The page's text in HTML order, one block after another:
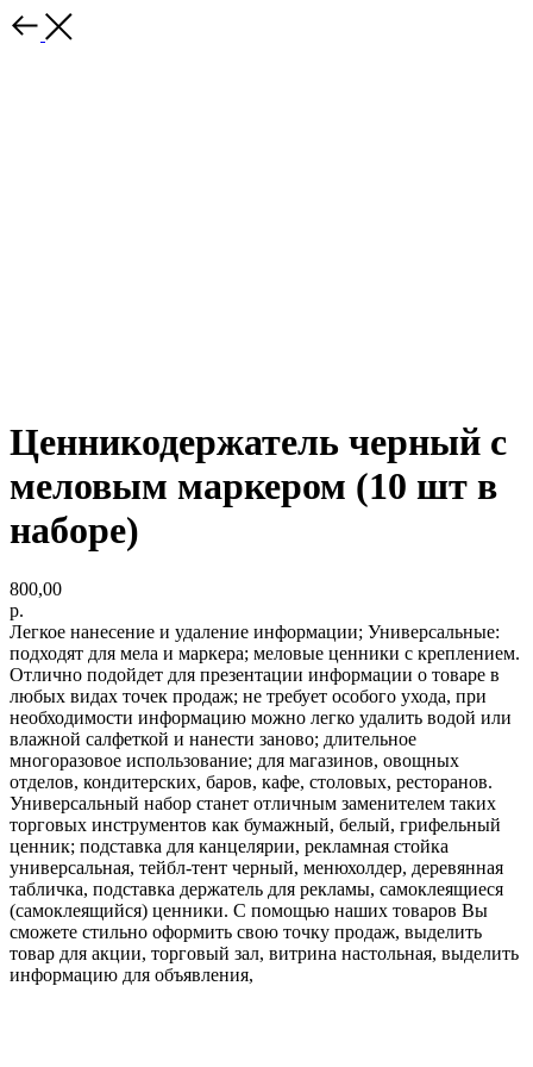
Ценникодержатель черный с
меловым маркером (10 шт в
наборе)
800,00
р.
Легкое нанесение и удаление информации; Универсальные:
подходят для мела и маркера; меловые ценники с креплением.
Отлично подойдет для презентации информации о товаре в
любых видах точек продаж; не требует особого ухода, при
необходимости информацию можно легко удалить водой или
влажной салфеткой и нанести заново; длительное
многоразовое использование; для магазинов, овощных
отделов, кондитерских, баров, кафе, столовых, ресторанов.
Универсальный набор станет отличным заменителем таких
торговых инструментов как бумажный, белый, грифельный
ценник; подставка для канцелярии, рекламная стойка
универсальная, тейбл-тент черный, менюхолдер, деревянная
табличка, подставка держатель для рекламы, самоклеящиеся
(самоклеящийся) ценники. С помощью наших товаров Вы
сможете стильно оформить свою точку продаж, выделить
товар для акции, торговый зал, витрина настольная, выделить
информацию для объявления,